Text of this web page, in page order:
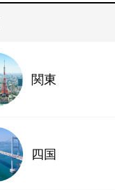
関東
四国